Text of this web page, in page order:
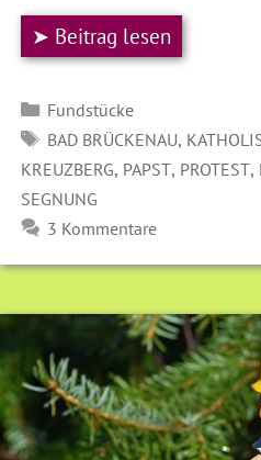
➤ Beitrag lesen
Kategorien
Fundstücke
SCHLAGWÖRTER
BAD BRÜCKENAU,
KREUZBERG, PAPST, PROTEST,
SEGNUNG
3 Kommentare